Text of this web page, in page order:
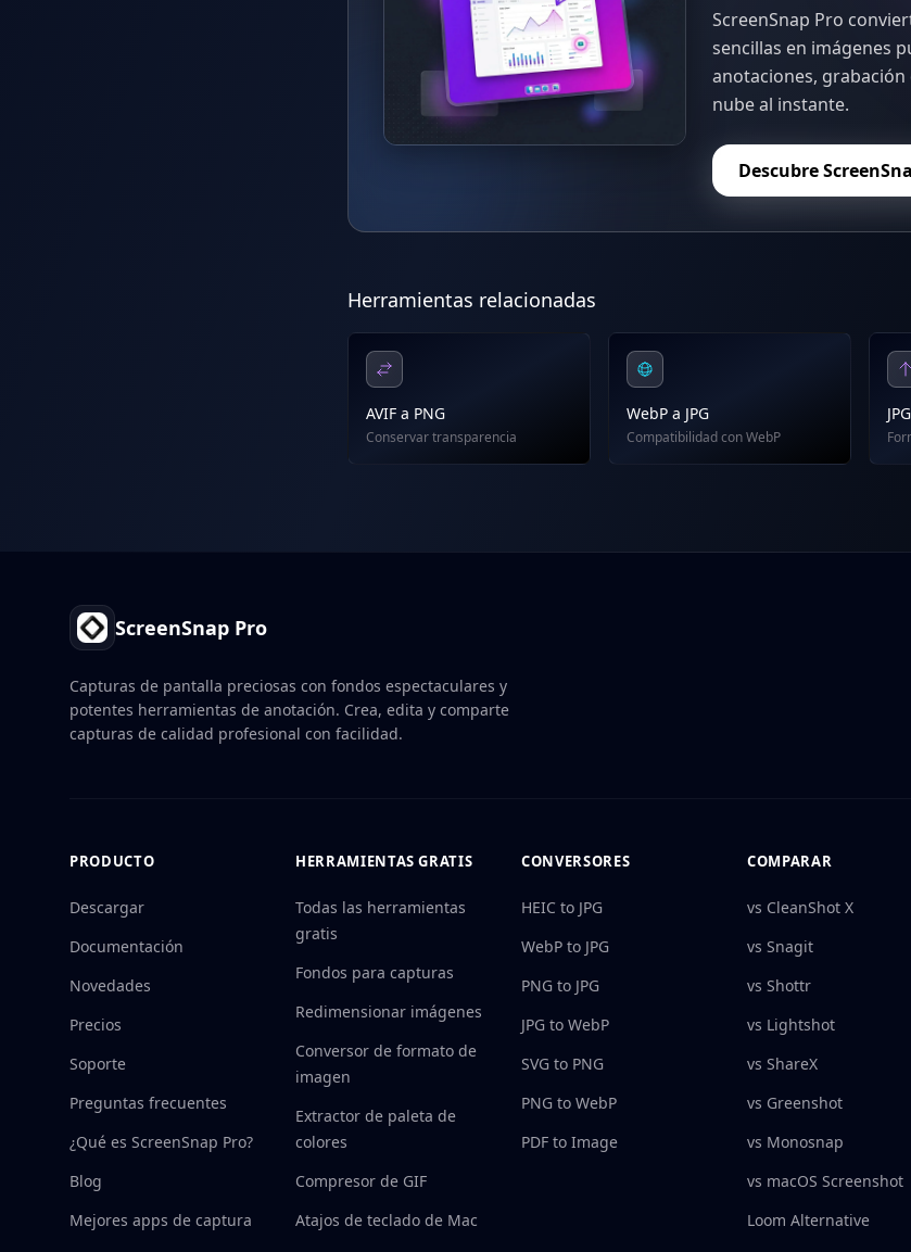
ScreenSnap Pro
sencillas en imágenes
anotaciones, grabación
nube al instante.
Descubre
Herramientas relacionadas
AVIF a PNG
Conservar transparencia
WebP a JPG
Compatibilidad con WebP
ScreenSnap Pro
Capturas de pantalla preciosas con fondos espectaculares y
potentes herramientas de anotación. Crea, edita y comparte
capturas de calidad profesional con facilidad.
PRODUCTO
Descargar
Documentación
Novedades
Precios
Soporte
Preguntas frecuentes
¿Qué es ScreenSnap Pro?
Blog
Mejores apps de captura
HERRAMIENTAS GRATIS
Todas las herramientas
gratis
Fondos para capturas
Redimensionar imágenes
Conversor de formato de
imagen
Extractor de paleta de
colores
Compresor de GIF
Atajos de teclado de Mac
CONVERSORES
HEIC to JPG
WebP to JPG
PNG to JPG
JPG to WebP
SVG to PNG
PNG to WebP
PDF to Image
COMPARAR
vs CleanShot X
vs Snagit
vs Shottr
vs Lightshot
vs ShareX
vs Greenshot
vs Monosnap
vs macOS Screenshot
Loom Alternative